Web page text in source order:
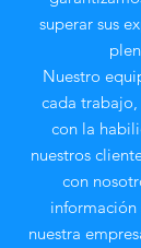
superar sus
Nuestro
cada
con la
nuestros
con
información
nuestra